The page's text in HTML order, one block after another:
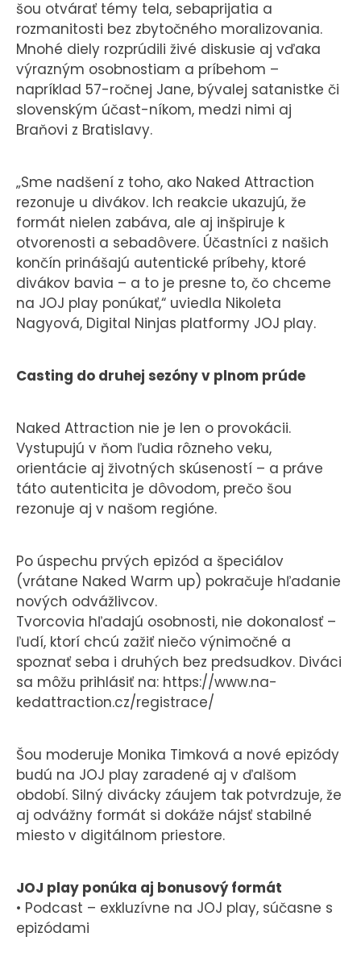
šou otvárať témy tela, sebaprijatia a
rozmanitosti bez zbytočného moralizovania.
Mnohé diely rozprúdili živé diskusie aj vďaka
výrazným osobnostiam a príbehom –
napríklad 57-ročnej Jane, bývalej satanistke či
slovenským účast-níkom, medzi nimi aj
Braňovi z Bratislavy.
„Sme nadšení z toho, ako Naked Attraction
rezonuje u divákov. Ich reakcie ukazujú, že
formát nielen zabáva, ale aj inšpiruje k
otvorenosti a sebadôvere. Účastníci z našich
končín prinášajú autentické príbehy, ktoré
divákov bavia – a to je presne to, čo chceme
na JOJ play ponúkať,“ uviedla Nikoleta
Nagyová, Digital Ninjas platformy JOJ play.
Casting do druhej sezóny v plnom prúde
Naked Attraction nie je len o provokácii.
Vystupujú v ňom ľudia rôzneho veku,
orientácie aj životných skúseností – a práve
táto autenticita je dôvodom, prečo šou
rezonuje aj v našom regióne.
Po úspechu prvých epizód a špeciálov
(vrátane Naked Warm up) pokračuje hľadanie
nových odvážlivcov.
Tvorcovia hľadajú osobnosti, nie dokonalosť –
ľudí, ktorí chcú zažiť niečo výnimočné a
spoznať seba i druhých bez predsudkov. Diváci
sa môžu prihlásiť na: https://www.na-
kedattraction.cz/registrace/
Šou moderuje Monika Timková a nové epizódy
budú na JOJ play zaradené aj v ďalšom
období. Silný divácky záujem tak potvrdzuje, že
aj odvážny formát si dokáže nájsť stabilné
miesto v digitálnom priestore.
JOJ play ponúka aj bonusový formát
• Podcast – exkluzívne na JOJ play, súčasne s
epizódami